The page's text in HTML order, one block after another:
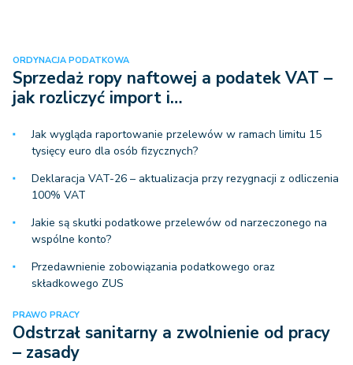
ORDYNACJA PODATKOWA
Sprzedaż ropy naftowej a podatek VAT –
jak rozliczyć import i…
Jak wygląda raportowanie przelewów w ramach limitu 15
tysięcy euro dla osób fizycznych?
Deklaracja VAT-26 – aktualizacja przy rezygnacji z odliczenia
100% VAT
Jakie są skutki podatkowe przelewów od narzeczonego na
wspólne konto?
Przedawnienie zobowiązania podatkowego oraz
składkowego ZUS
PRAWO PRACY
Odstrzał sanitarny a zwolnienie od pracy
– zasady